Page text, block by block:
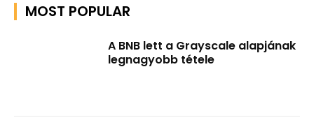
MOST POPULAR
A BNB lett a Grayscale alapjának
legnagyobb tétele